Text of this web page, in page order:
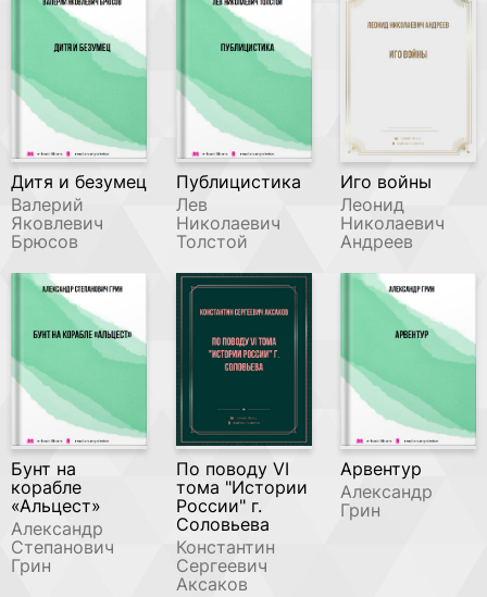
Дитя и безумец
Валерий
Яковлевич
Брюсов
Публицистика
Лев
Николаевич
Толстой
Иго войны
Леонид
Николаевич
Андреев
Бунт на
корабле
«Альцест»
Александр
Степанович
Грин
По поводу VI
тома "Истории
России" г.
Соловьева
Константин
Сергеевич
Аксаков
Арвентур
Александр
Грин